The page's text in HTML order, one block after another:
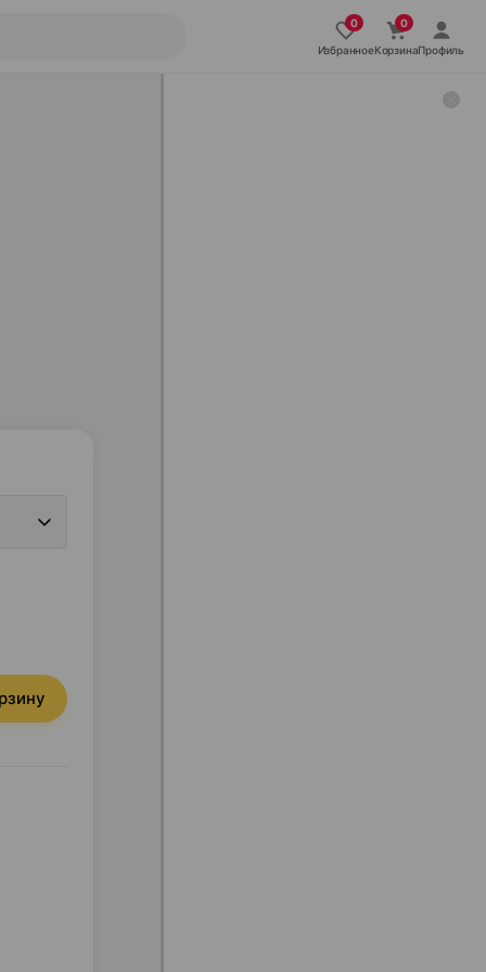
ИзбранноеКорзинаПрофиль